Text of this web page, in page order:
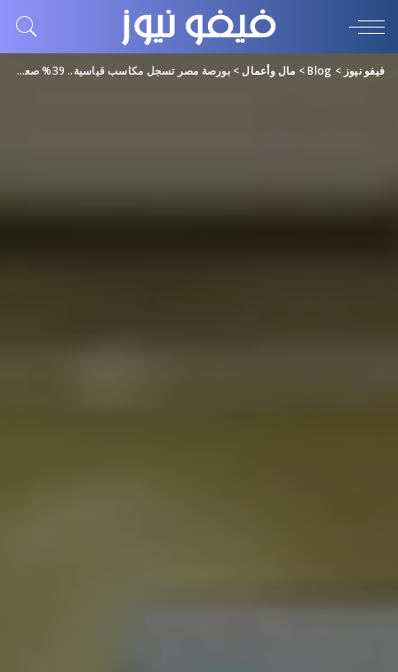
فيفو نيوز >
Blog
> مال وأعمال >بورصة مصر تسجل مكاسب قياسية.. 39% صعودا منذ بداية العام